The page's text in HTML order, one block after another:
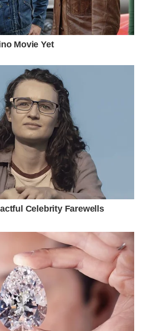
мене втомлено.
не стане твоєю тільки тому, що
Не сильно, але достатньо, щоб